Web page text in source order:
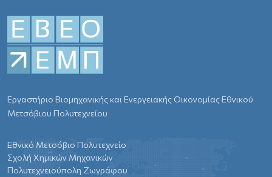
Εργαστήριο Βιομηχανικής και Ενεργειακής Οικονομίας Εθνικού
Μετσόβιου Πολυτεχνείου
Εθνικό Μετσόβιο Πολυτεχνείο
Σχολή Χημικών Μηχανικών
Πολυτεχνειούπολη Ζωγράφου